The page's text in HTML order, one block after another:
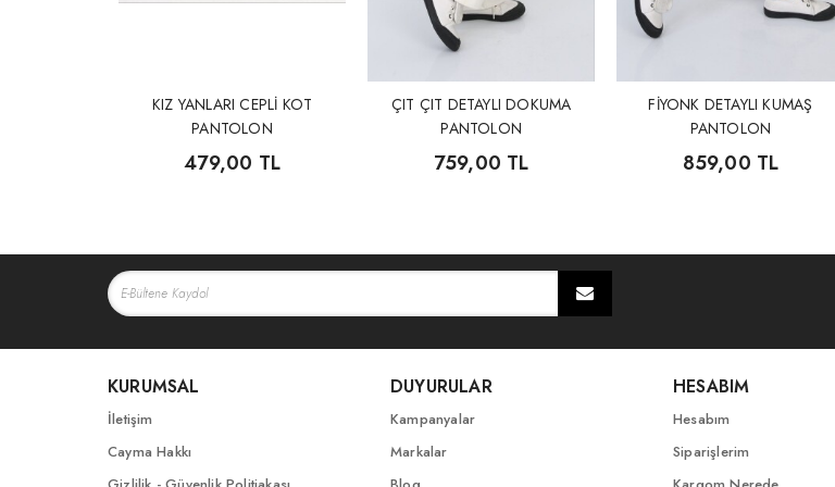
KIZ YANLARI CEPLİ KOT
PANTOLON
479,00 TL
ÇIT ÇIT DETAYLI DOKUMA
PANTOLON
759,00 TL
FİYONK DETAYLI KUMAŞ
PANTOLON
859,00 TL
KURUMSAL
İletişim
Cayma Hakkı
DUYURULAR
Kampanyalar
Markalar
HESABIM
Hesabım
Siparişlerim